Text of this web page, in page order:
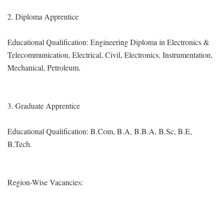
2. Diploma Apprentice
Educational Qualification: Engineering Diploma in Electronics &
Telecommunication, Electrical, Civil, Electronics, Instrumentation,
Mechanical, Petroleum.
3. Graduate Apprentice
Educational Qualification: B.Com, B.A, B.B.A, B.Sc, B.E,
B.Tech.
Region-Wise Vacancies: